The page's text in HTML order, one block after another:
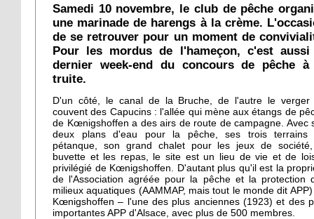
Samedi 10 novembre, le club de pêche
une marinade de harengs à la crème.
de se retrouver pour un moment de
Pour les mordus de l'hameçon, c'est
dernier week-end du concours de pêche
truite.
D'un côté, le canal de la Bruche, de l'autre le verger
couvent des Capucins : l'allée qui mène aux étangs de
de Kœnigshoffen a des airs de route de campagne. Avec
deux plans d'eau pour la pêche, ses trois terrains
pétanque, son grand chalet pour les jeux de
buvette et les repas, le site est un lieu de vie et de
privilégié de Kœnigshoffen. D'autant plus qu'il est la
de l'Association agréée pour la pêche et la protection
milieux aquatiques (AAMMAP, mais tout le monde dit
Kœnigshoffen – l'une des plus anciennes (1923) et des
importantes APP d'Alsace, avec plus de 500 membres.